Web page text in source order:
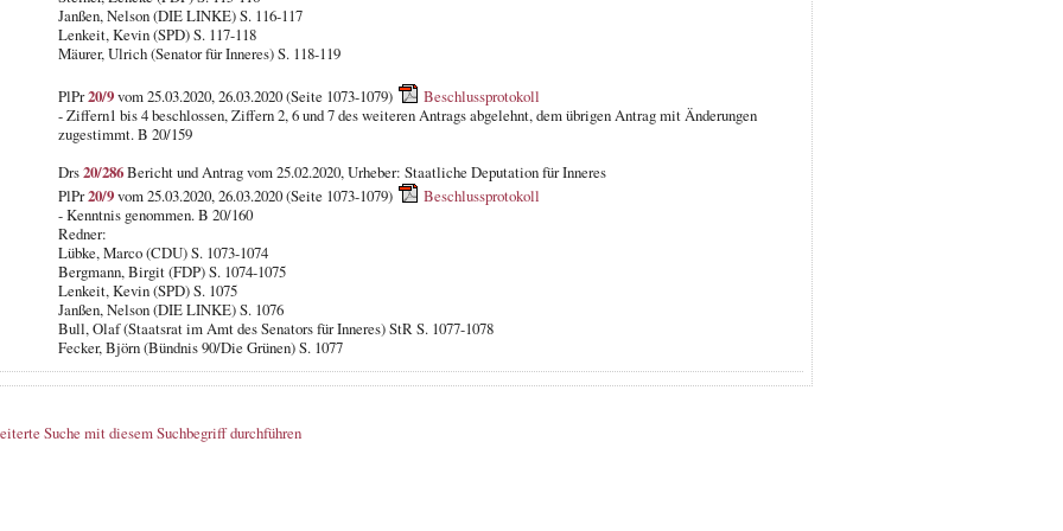
Janßen, Nelson (DIE LINKE) S. 116-117
Lenkeit, Kevin (SPD) S. 117-118
Mäurer, Ulrich (Senator für Inneres) S. 118-119
PlPr20/9vom 25.03.2020, 26.03.2020 (Seite 1073-1079)
Beschlussprotokoll
- Ziffern1 bis 4 beschlossen, Ziffern 2, 6 und 7 des weiteren Antrags abgelehnt, dem übrigen Antrag mit Änderungen
zugestimmt. B 20/159
Drs20/286Bericht und Antrag vom 25.02.2020, Urheber: Staatliche Deputation für Inneres
PlPr20/9vom 25.03.2020, 26.03.2020 (Seite 1073-1079)
Beschlussprotokoll
- Kenntnis genommen. B 20/160
Redner:
Lübke, Marco (CDU) S. 1073-1074
Bergmann, Birgit (FDP) S. 1074-1075
Lenkeit, Kevin (SPD) S. 1075
Janßen, Nelson (DIE LINKE) S. 1076
Bull, Olaf (Staatsrat im Amt des Senators für Inneres) StR S. 1077-1078
Fecker, Björn (Bündnis 90/Die Grünen) S. 1077
Suche mit diesem Suchbegriff durchführen